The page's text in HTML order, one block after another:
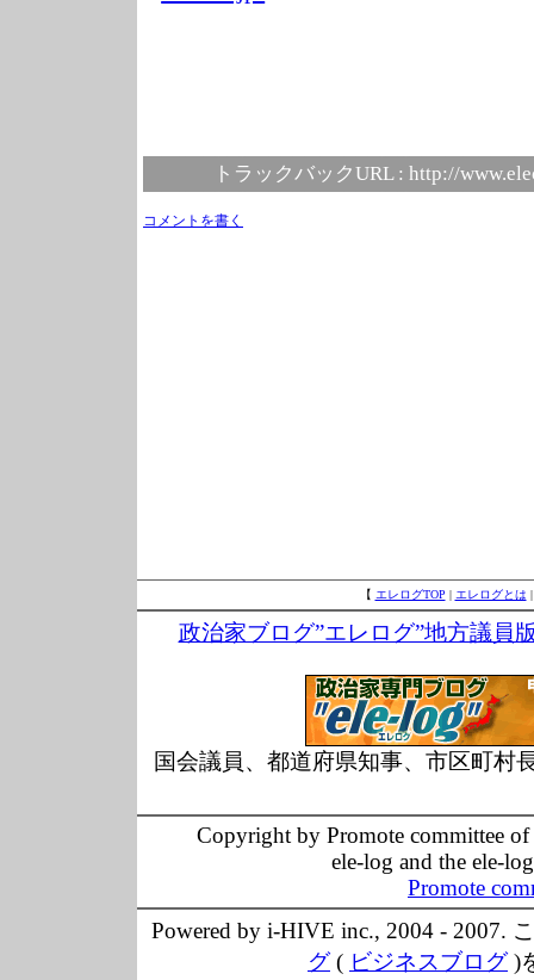
トラックバックURL : http://
コメントを書く
【 エレログTOP | エレログとは
政治家ブログ”エレログ”地方議員
国会議員、都道府県知事、市区町村
Copyright by Promote committee
ele-log and the ele-
Promote
Powered by i-HIVE inc., 2004 - 2007.
グ( ビジネスブログ)